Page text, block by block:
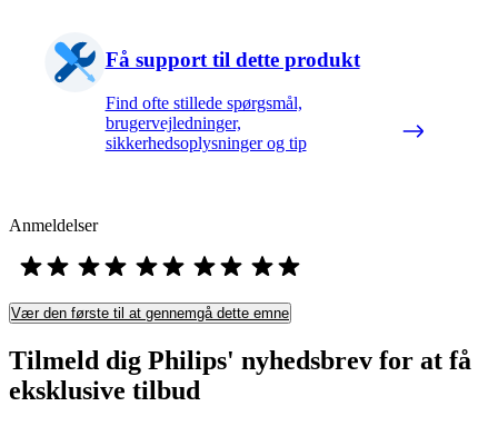
Få support til dette produkt
Find ofte stillede spørgsmål,
brugervejledninger,
sikkerhedsoplysninger og tip
Anmeldelser
Vær den første til at gennemgå dette emne
Tilmeld dig Philips' nyhedsbrev for at få
eksklusive tilbud